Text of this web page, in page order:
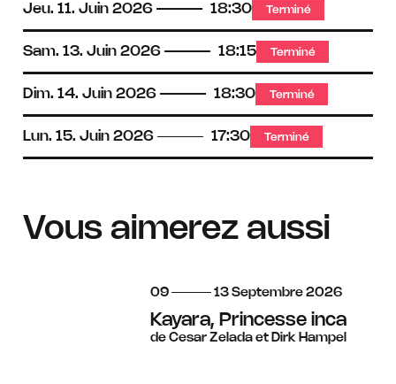
Jeu. 11. Juin 2026 18:30 Terminé
Sam. 13. Juin 2026 18:15 Terminé
Dim. 14. Juin 2026 18:30 Terminé
Lun. 15. Juin 2026 17:30 Terminé
Vous aimerez aussi
du
09 au
13 septembre
Septembre 2026
Kayara, Princesse inca
de Cesar Zelada et Dirk Hampel